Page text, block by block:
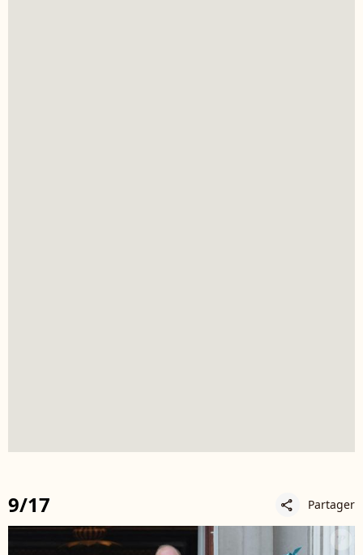
9/17 share Partager